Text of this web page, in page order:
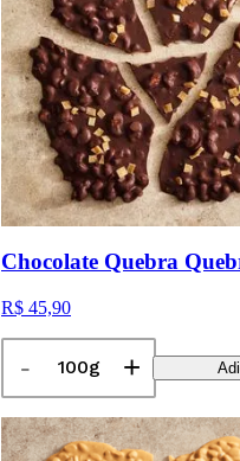
Chocolate Quebra
R$ 45,90
- +